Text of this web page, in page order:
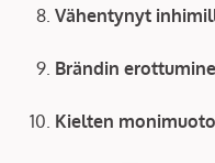
Vähentynyt
Brändin
Kielten